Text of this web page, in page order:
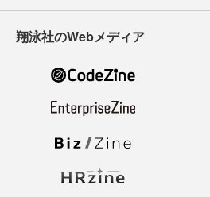
翔泳社のWebメディア